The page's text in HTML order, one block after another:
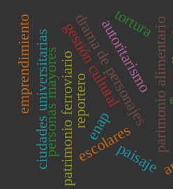
escolares parimonio alimentario
patrimonio ferroviariodrama de personajes
personas mayores autoritarismo
gestión cultutal
ciudades universitarias paisaje
enap
reportero
emprendimiento tortura